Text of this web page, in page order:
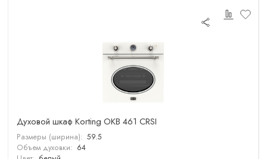
Духовой шкаф Korting OKB 461 CRSI
Размеры (ширина): 59.5
Объем духовки: 64